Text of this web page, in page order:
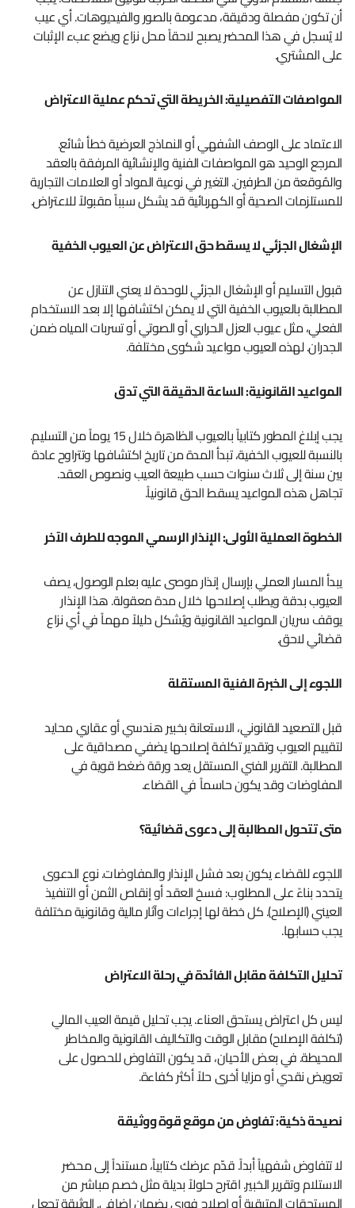
أن تكون مفصلة ودقيقة، مدعومة بالصور والفيديوهات. أي عيب
لا يُسجل في هذا المحضر يصبح لاحقاً محل نزاع ويضع عبء الإثبات
على المشتري.
المواصفات التفصيلية: الخريطة التي تحكم عملية الاعتراض
الاعتماد على الوصف الشفهي أو النماذج العرضية خطأ شائع.
المرجع الوحيد هو المواصفات الفنية والإنشائية المرفقة بالعقد
والمُوقعة من الطرفين. التغير في نوعية المواد أو العلامات التجارية
للمستلزمات الصحية أو الكهربائية قد يشكل سبباً مقبولاً للاعتراض.
الإشغال الجزئي لا يسقط حق الاعتراض عن العيوب الخفية
قبول التسليم أو الإشغال الجزئي للوحدة لا يعني التنازل عن
المطالبة بالعيوب الخفية التي لا يمكن اكتشافها إلا بعد الاستخدام
الفعلي، مثل عيوب العزل الحراري أو الصوتي أو تسربات المياه ضمن
الجدران. لهذه العيوب مواعيد شكوى مختلفة.
المواعيد القانونية: الساعة الدقيقة التي تدق
يجب إبلاغ المطور كتابياً بالعيوب الظاهرة خلال 15 يوماً من التسليم.
بالنسبة للعيوب الخفية، تبدأ المدة من تاريخ اكتشافها وتتراوح عادة
بين سنة إلى ثلاث سنوات حسب طبيعة العيب ونصوص العقد.
تجاهل هذه المواعيد يسقط الحق قانونياً.
الخطوة العملية الأولى: الإنذار الرسمي الموجه للطرف الآخر
يبدأ المسار العملي بإرسال إنذار موصى عليه بعلم الوصول، يصف
العيوب بدقة ويطلب إصلاحها خلال مدة معقولة. هذا الإنذار
يوقف سريان المواعيد القانونية ويُشكل دليلاً مهماً في أي نزاع
قضائي لاحق.
اللجوء إلى الخبرة الفنية المستقلة
قبل التصعيد القانوني، الاستعانة بخبير هندسي أو عقاري محايد
لتقييم العيوب وتقدير تكلفة إصلاحها يضفي مصداقية على
المطالبة. التقرير الفني المستقل يعد ورقة ضغط قوية في
المفاوضات وقد يكون حاسماً في القضاء.
متى تتحول المطالبة إلى دعوى قضائية؟
اللجوء للقضاء يكون بعد فشل الإنذار والمفاوضات. نوع الدعوى
يتحدد بناءً على المطلوب: فسخ العقد أو إنقاص الثمن أو التنفيذ
العيني (الإصلاح). كل خطة لها إجراءات وآثار مالية وقانونية مختلفة
يجب حسابها.
تحليل التكلفة مقابل الفائدة في رحلة الاعتراض
ليس كل اعتراض يستحق العناء. يجب تحليل قيمة العيب المالي
(تكلفة الإصلاح) مقابل الوقت والتكاليف القانونية والمخاطر
المحيطة. في بعض الأحيان، قد يكون التفاوض للحصول على
تعويض نقدي أو مزايا أخرى حلاً أكثر كفاءة.
نصيحة ذكية: تفاوض من موقع قوة ووثيقة
لا تتفاوض شفهياً أبداً. قدّم عرضك كتابياً، مستنداً إلى محضر
الاستلام وتقرير الخبير. اقترح حلولاً بديلة مثل خصم مباشر من